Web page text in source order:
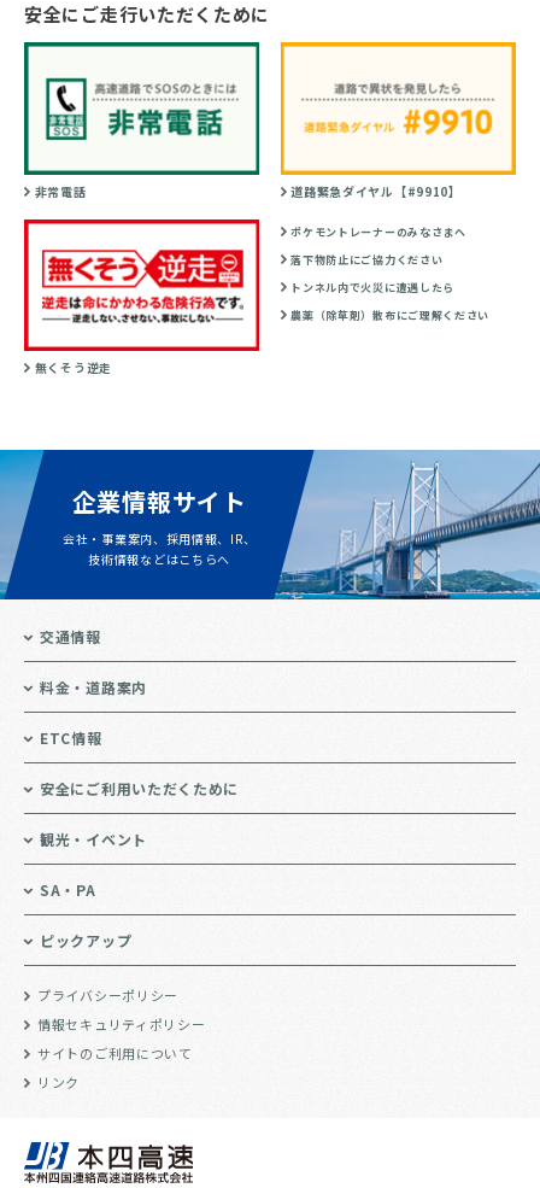
安全にご走行いただくために
非常電話 道路緊急ダイヤル【#9910】
無くそう逆走
ポケモントレーナーのみなさまへ
落下物防止にご協力ください
トンネル内で火災に遭遇したら
農薬（除草剤）散布にご理解ください
企業情報サイト
会社・事業案内、採用情報、IR、
技術情報などはこちらへ
交通情報
料金・道路案内
ETC情報
安全にご利用いただくために
観光・イベント
SA・PA
ピックアップ
プライバシーポリシー
情報セキュリティポリシー
サイトのご利用について
リンク